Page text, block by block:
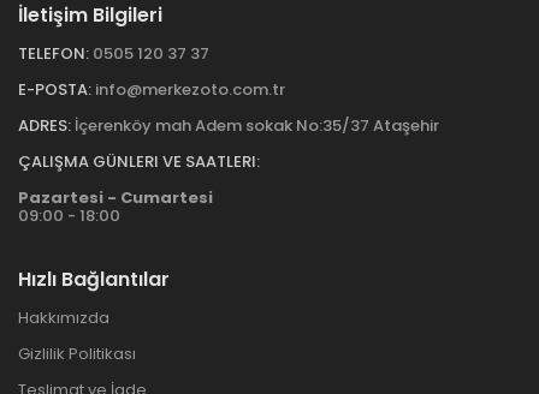
İletişim Bilgileri
TELEFON: 0505 120 37 37
E-POSTA: info@merkezoto.com.tr
ADRES: İçerenköy mah Adem sokak No:35/37 Ataşehir
ÇALIŞMA GÜNLERI VE SAATLERI:
Pazartesi - Cumartesi
09:00 - 18:00
Hızlı Bağlantılar
Hakkımızda
Gizlilik Politikası